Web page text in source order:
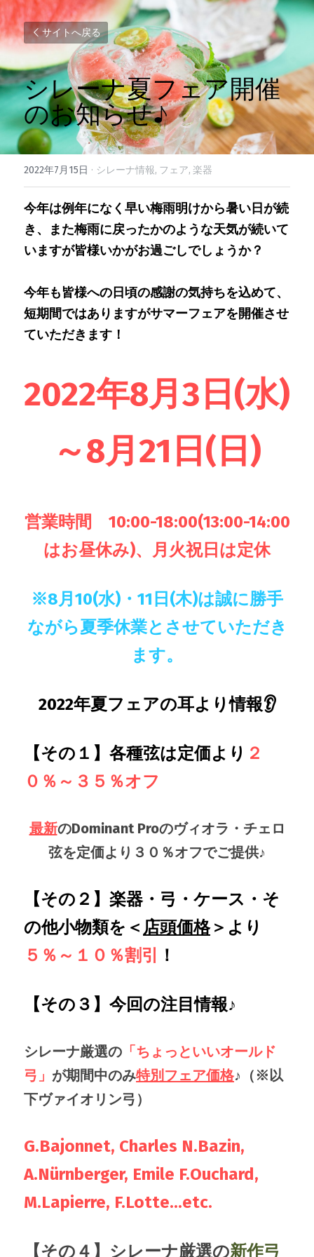
サイトへ戻る
シレーナ夏フェア開催
のお知らせ♪
2022年7月15日 · シレーナ情報, フェア, 楽器
今年は例年になく早い梅雨明けから暑い日が続
き、また梅雨に戻ったかのような天気が続いて
いますが皆様いかがお過ごしでしょうか？
今年も皆様への日頃の感謝の気持ちを込めて、
短期間ではありますがサマーフェアを開催させ
ていただきます！
2022年8月3日(水)
～8月21日(日)
営業時間　10:00-18:00(13:00-14:00
はお昼休み)、月火祝日は定休
※8月10(水)・11日(木)は誠に勝手
ながら夏季休業とさせていただき
ます。
2022年夏フェアの耳より情報👂
【その１】各種弦は定価より ２
０％～３５％オフ
最新のDominant Proのヴィオラ・チェロ
弦を定価より３０％オフでご提供♪
【その２】楽器・弓・ケース・そ
の他小物類を＜ 店頭価格＞より
５％～１０％割引
！
【その３】今回の注目情報♪
シレーナ厳選の 「ちょっといいオールド
弓」 が期間中のみ特別フェア価格♪（※以
下ヴァイオリン弓）
G.Bajonnet, Charles N.Bazin,
A.Nürnberger, Emile F.Ouchard,
M.Lapierre, F.Lotte...etc.
【その４】シレーナ厳選の新作弓